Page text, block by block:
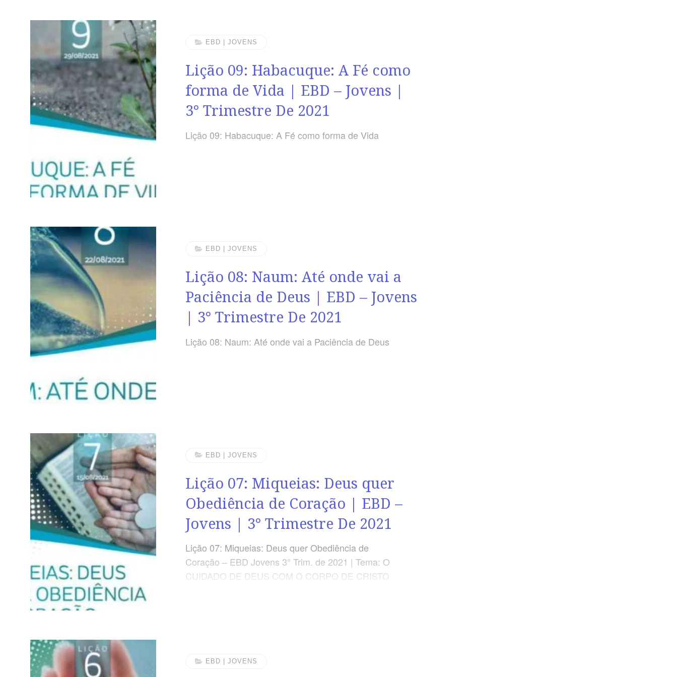
EBD | JOVENS
Lição 09: Habacuque: A Fé como
forma de Vida | EBD – Jovens |
3° Trimestre De 2021
Lição 09: Habacuque: A Fé como forma de Vida
EBD | JOVENS
Lição 08: Naum: Até onde vai a
Paciência de Deus | EBD – Jovens
| 3° Trimestre De 2021
Lição 08: Naum: Até onde vai a Paciência de Deus
EBD | JOVENS
Lição 07: Miqueias: Deus quer
Obediência de Coração | EBD –
Jovens | 3° Trimestre De 2021
Lição 07: Miqueias: Deus quer Obediência de
Coração – EBD Jovens 3° Trim. de 2021 | Tema: O
CUIDADO DE DEUS COM O CORPO DE CRISTO
EBD | JOVENS